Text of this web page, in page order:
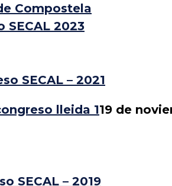
Compostela
SECAL – 2021
19 de
SECAL – 2019